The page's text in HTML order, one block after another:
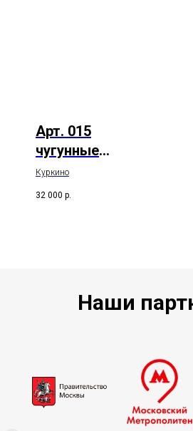
Арт. 015
чугунные
балясины
Куркино
32 000 р.
Наши